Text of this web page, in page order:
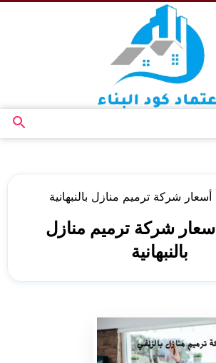
بحث
أسعار شركة ترميم منازل بالنبهانية
أسعار شركة ترميم منازل
بالنبهانية